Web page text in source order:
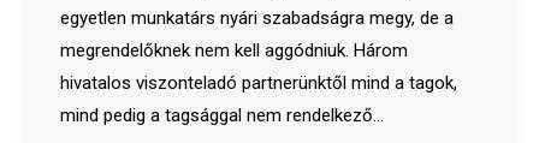
egyetlen munkatárs nyári szabadságra megy, de a
megrendelőknek nem kell aggódniuk. Három
hivatalos viszonteladó partnerünktől mind a tagok,
mind pedig a tagsággal nem rendelkező…